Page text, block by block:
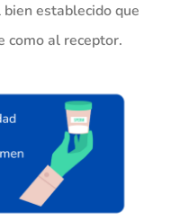
establecido que
como al receptor.